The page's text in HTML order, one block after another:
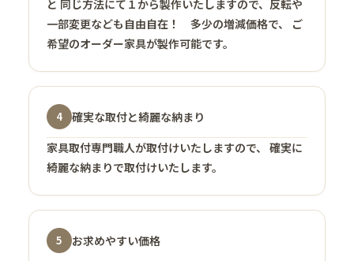
と 同じ方法にて１から製作いたしますので、反転や
一部変更なども自由自在！ 多少の増減価格で、 ご
希望のオーダー家具が製作可能です。
4
確実な取付と綺麗な納まり
家具取付専門職人が取付けいたしますので、 確実に
綺麗な納まりで取付けいたします。
5
お求めやすい価格